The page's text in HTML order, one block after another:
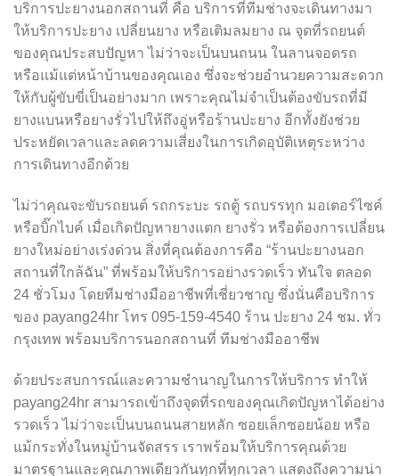
บริการปะยางนอกสถานที่ คือ บริการที่ทีมช่างจะเดินทางมา
ให้บริการปะยาง เปลี่ยนยาง หรือเติมลมยาง ณ จุดที่รถยนต์
ของคุณประสบปัญหา ไม่ว่าจะเป็นบนถนน ในลานจอดรถ
หรือแม้แต่หน้าบ้านของคุณเอง ซึ่งจะช่วยอำนวยความสะดวก
ให้กับผู้ขับขี่เป็นอย่างมาก เพราะคุณไม่จำเป็นต้องขับรถที่มี
ยางแบนหรือยางรั่วไปให้ถึงอู่หรือร้านปะยาง อีกทั้งยังช่วย
ประหยัดเวลาและลดความเสี่ยงในการเกิดอุบัติเหตุระหว่าง
การเดินทางอีกด้วย
ไม่ว่าคุณจะขับรถยนต์ รถกระบะ รถตู้ รถบรรทุก มอเตอร์ไซค์
หรือบิ๊กไบค์ เมื่อเกิดปัญหายางแตก ยางรั่ว หรือต้องการเปลี่ยน
ยางใหม่อย่างเร่งด่วน สิ่งที่คุณต้องการคือ “ร้านปะยางนอก
สถานที่ใกล้ฉัน” ที่พร้อมให้บริการอย่างรวดเร็ว ทันใจ ตลอด
24 ชั่วโมง โดยทีมช่างมืออาชีพที่เชี่ยวชาญ ซึ่งนั่นคือบริการ
ของ payang24hr โทร 095-159-4540 ร้าน ปะยาง 24 ชม. ทั่ว
กรุงเทพ พร้อมบริการนอกสถานที่ ทีมช่างมืออาชีพ
ด้วยประสบการณ์และความชำนาญในการให้บริการ ทำให้
payang24hr สามารถเข้าถึงจุดที่รถของคุณเกิดปัญหาได้อย่าง
รวดเร็ว ไม่ว่าจะเป็นบนถนนสายหลัก ซอยเล็กซอยน้อย หรือ
แม้กระทั่งในหมู่บ้านจัดสรร เราพร้อมให้บริการคุณด้วย
มาตรฐานและคุณภาพเดียวกันทุกที่ทุกเวลา แสดงถึงความน่า